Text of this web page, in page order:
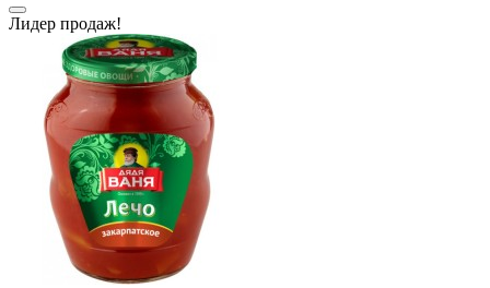
Лидер продаж!